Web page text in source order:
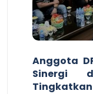
Anggota
Sinergi